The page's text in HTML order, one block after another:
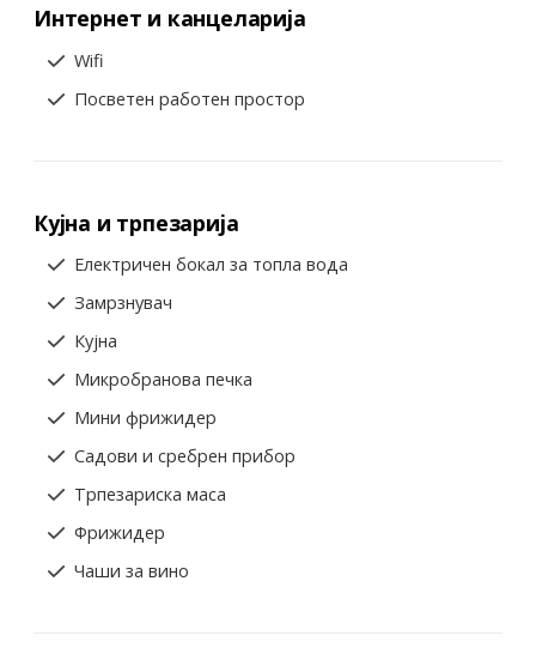
Интернет и канцеларија
Wifi
Посветен работен простор
Кујна и трпезарија
Електричен бокал за топла вода
Замрзнувач
Кујна
Микробранова печка
Мини фрижидер
Садови и сребрен прибор
Трпезариска маса
Фрижидер
Чаши за вино